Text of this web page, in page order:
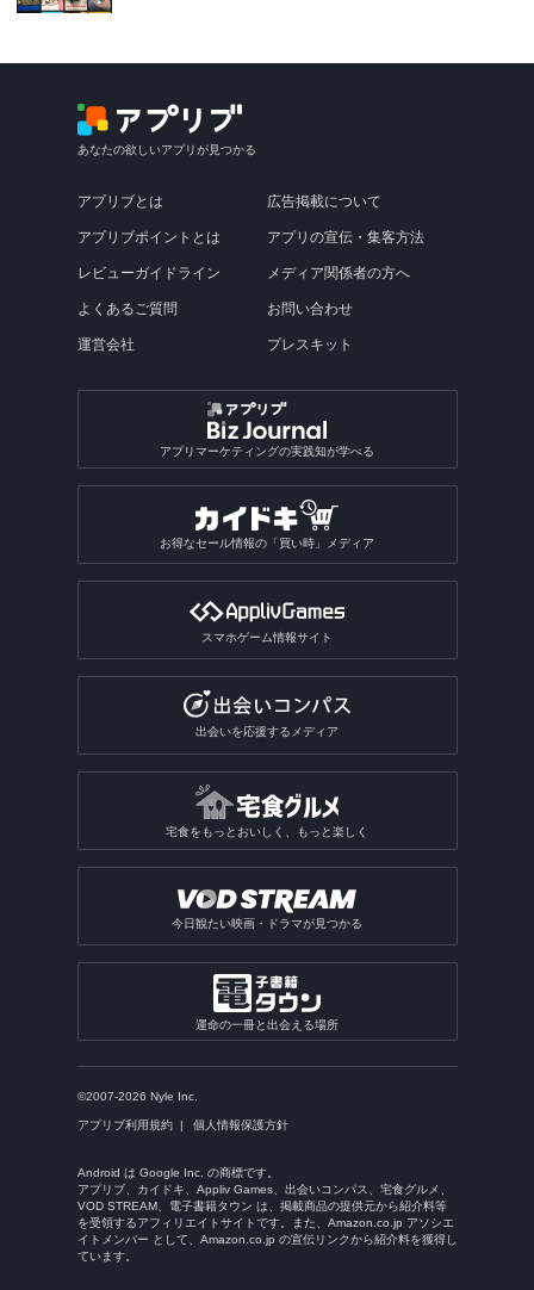
あなたの欲しいアプリが見つかる
アプリブとは
アプリブポイントとは
レビューガイドライン
よくあるご質問
運営会社
広告掲載について
アプリの宣伝・集客方法
メディア関係者の方へ
お問い合わせ
プレスキット
アプリマーケティングの実践知が学べる
お得なセール情報の「買い時」メディア
スマホゲーム情報サイト
出会いを応援するメディア
宅食をもっとおいしく、もっと楽しく
今日観たい映画・ドラマが見つかる
運命の一冊と出会える場所
©2007-2026 Nyle Inc.
アプリブ利用規約 個人情報保護方針
Android は Google Inc. の商標です。
アプリブ、カイドキ、Appliv Games、出会いコンパス、宅食グルメ、
VOD STREAM、電子書籍タウン は、掲載商品の提供元から紹介料等
を受領するアフィリエイトサイトです。また、Amazon.co.jp アソシエ
イトメンバー として、Amazon.co.jp の宣伝リンクから紹介料を獲得し
ています。